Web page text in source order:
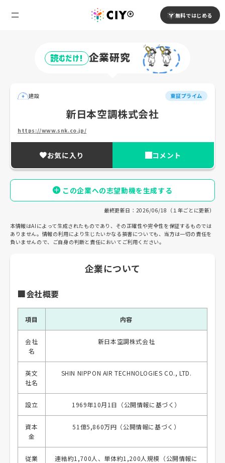
無料ではじめる
読むだけ! 企業研究
建設 東証プライム
新日本空調株式会社
https://www.snk.co.jp/
お気に入り コメント
この企業への志望動機を生成する
最終更新日：2026/06/18（１年ごとに更新）
本情報はAIによって生成されたものであり、その正確性や完全性を保証するものでは
ありません。情報の利用により生じたいかなる損害についても、当方は一切の責任を
負いませんので、ご自身の判断と責任においてご利用ください。
企業について
🏢会社概要
項目 内容
会社
名
新日本空調株式会社
英文
社名
SHIN NIPPON AIR TECHNOLOGIES CO., LTD.
設立 1969年10月1日（公開情報に基づく）
資本
金
51億5,860万円（公開情報に基づく）
従業
連結約1,700人、単体約1,200人規模（公開情報に